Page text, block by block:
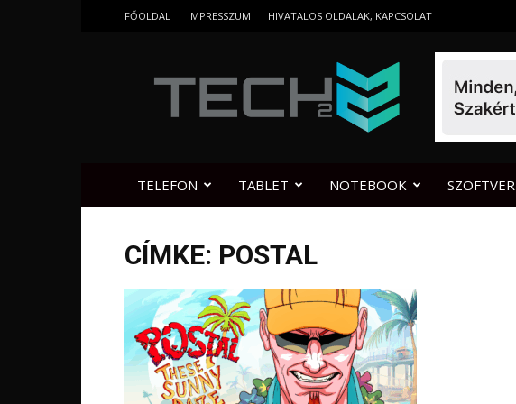
FŐOLDAL IMPRESSZUM HIVATALOS OLDALAK, KAPCSOLAT
TELEFON TABLET NOTEBOOK SZOFTVER
CÍMKE: POSTAL